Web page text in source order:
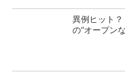
異例ヒット
の“オープン